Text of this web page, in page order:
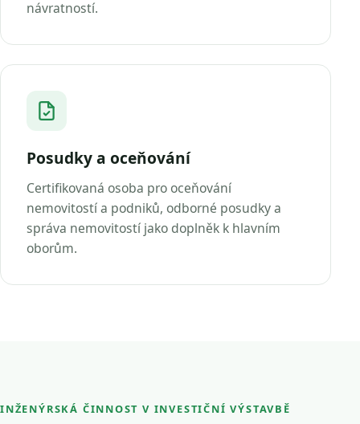
návratností.
Posudky a oceňování
Certifikovaná osoba pro oceňování
nemovitostí a podniků, odborné posudky a
správa nemovitostí jako doplněk k hlavním
oborům.
INŽENÝRSKÁ ČINNOST V INVESTIČNÍ VÝSTAVBĚ